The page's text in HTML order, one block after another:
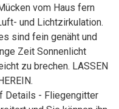
vom Haus fern
und Lichtzirkulation.
sind fein genäht und
Zeit Sonnenlicht
zu brechen. LASSEN
Details - Fliegengitter